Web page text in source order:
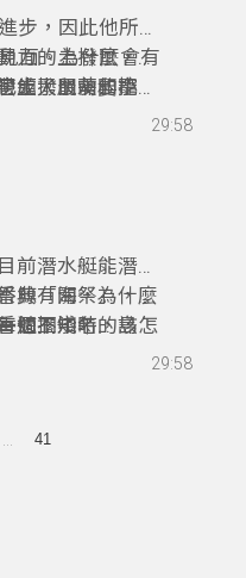
步，因此他所設
面。為什麼會有
土撥鼠需要挖
」單元，邀請八
力的土撥鼠，在
成了最萌的寵
領大朋友和小朋
29:58
前潛水艇能潛水
鯨有關，為什麼
鯨擱淺時，該怎
師戴佑安，帶著
典「海祭」，也
個不知名的島
週三中午
29:58
41